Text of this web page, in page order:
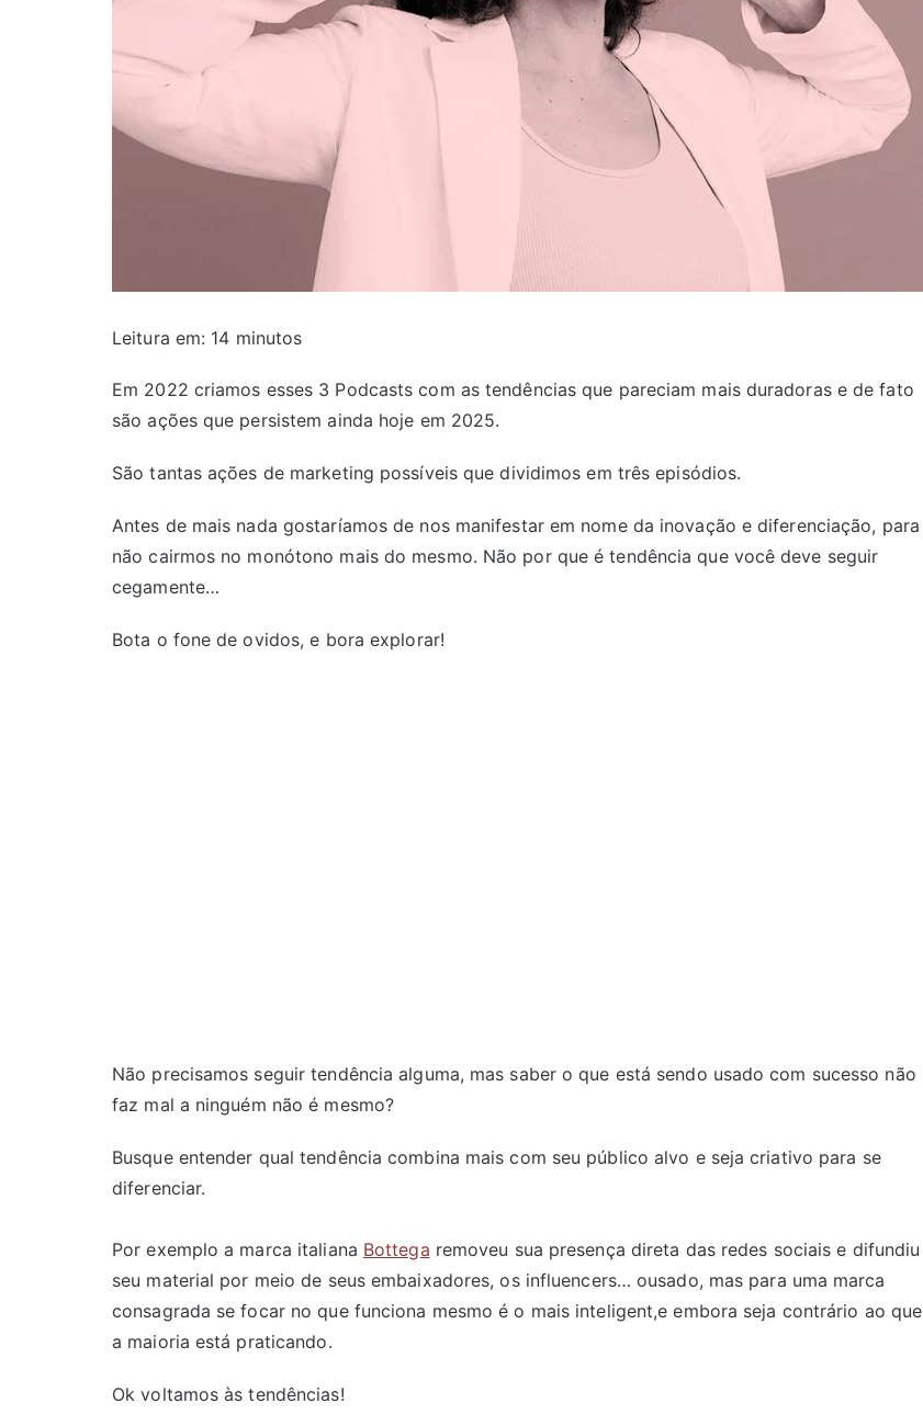
Leitura em: 14 minutos
Em 2022 criamos esses 3 Podcasts com as tendências que pareciam mais duradoras e de fato
são ações que persistem ainda hoje em 2025.
São tantas ações de marketing possíveis que dividimos em três episódios.
Antes de mais nada gostaríamos de nos manifestar em nome da inovação e diferenciação, para
não cairmos no monótono mais do mesmo. Não por que é tendência que você deve seguir
cegamente…
Bota o fone de ovidos, e bora explorar!
Não precisamos seguir tendência alguma, mas saber o que está sendo usado com sucesso não
faz mal a ninguém não é mesmo?
Busque entender qual tendência combina mais com seu público alvo e seja criativo para se
diferenciar.
Por exemplo a marca italiana Bottega removeu sua presença direta das redes sociais e difundiu
seu material por meio de seus embaixadores, os influencers… ousado, mas para uma marca
consagrada se focar no que funciona mesmo é o mais inteligent,e embora seja contrário ao que
a maioria está praticando.
Ok voltamos às tendências!